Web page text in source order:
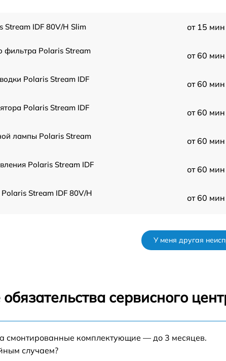
Stream IDF 80V/H Slim от 15 мин
фильтра Polaris Stream
от 60 мин
Polaris Stream IDF
от 60 мин
Polaris Stream IDF
от 60 мин
лампы Polaris Stream
от 60 мин
Polaris Stream IDF
от 60 мин
Stream IDF 80V/H
от 60 мин
Stream IDF 80V/H
от 60 мин
У меня другая
сервисного
смонтированные комплектующие — до 3 месяцев.
случаем?